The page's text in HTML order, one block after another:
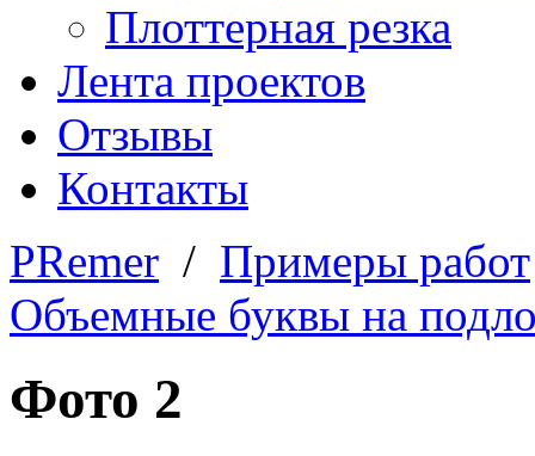
Плоттерная резка
Лента проектов
Отзывы
Контакты
PRemer / Примеры работ
Объемные буквы на
Фото 2